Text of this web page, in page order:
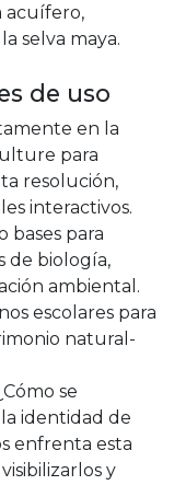
acuífero,
selva maya.
de uso
en la
para
resolución,
interactivos.
bases para
de biología,
ambiental.
escolares para
natural-
se
identidad de
enfrenta esta
y